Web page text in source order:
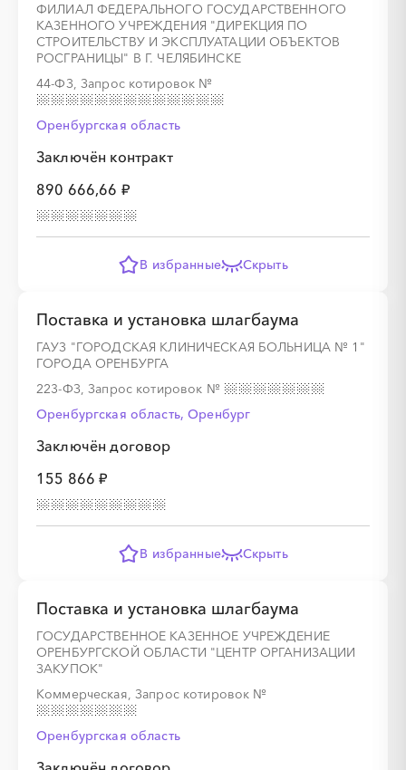
ФИЛИАЛ ФЕДЕРАЛЬНОГО ГОСУДАРСТВЕННОГО
КАЗЕННОГО УЧРЕЖДЕНИЯ "ДИРЕКЦИЯ ПО
СТРОИТЕЛЬСТВУ И ЭКСПЛУАТАЦИИ ОБЪЕКТОВ
РОСГРАНИЦЫ" В Г. ЧЕЛЯБИНСКЕ
44-ФЗ, Запрос котировок №
Оренбургская область
Заключён контракт
890 666,66 ₽
В избранные Скрыть
Поставка и установка шлагбаума
ГАУЗ "ГОРОДСКАЯ КЛИНИЧЕСКАЯ БОЛЬНИЦА № 1"
ГОРОДА ОРЕНБУРГА
223-ФЗ, Запрос котировок №
Оренбургская область, Оренбург
Заключён договор
155 866 ₽
В избранные Скрыть
Поставка и установка шлагбаума
ГОСУДАРСТВЕННОЕ КАЗЕННОЕ УЧРЕЖДЕНИЕ
ОРЕНБУРГСКОЙ ОБЛАСТИ "ЦЕНТР ОРГАНИЗАЦИИ
ЗАКУПОК"
Коммерческая, Запрос котировок №
Оренбургская область